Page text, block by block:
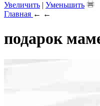
Увеличить | Уменьшить
Главная ← ←
подарок